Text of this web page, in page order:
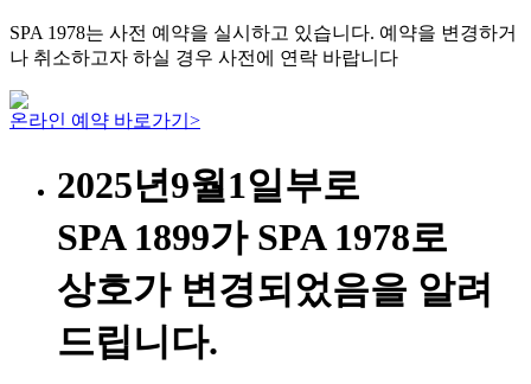
SPA 1978는 사전 예약을 실시하고 있습니다. 예약을 변경하거
나 취소하고자 하실 경우 사전에 연락 바랍니다
온라인 예약 바로가기 >
2025년9월1일부로
SPA 1899가 SPA 1978로
상호가 변경되었음을 알려
드립니다.